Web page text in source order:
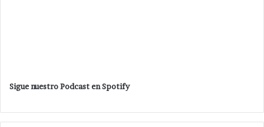
Sigue nuestro Podcast en Spotify